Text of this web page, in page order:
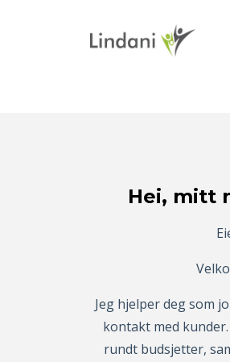
Hei, mitt
Jeg hjelper deg som
kontakt med kunder.
rundt budsjetter,